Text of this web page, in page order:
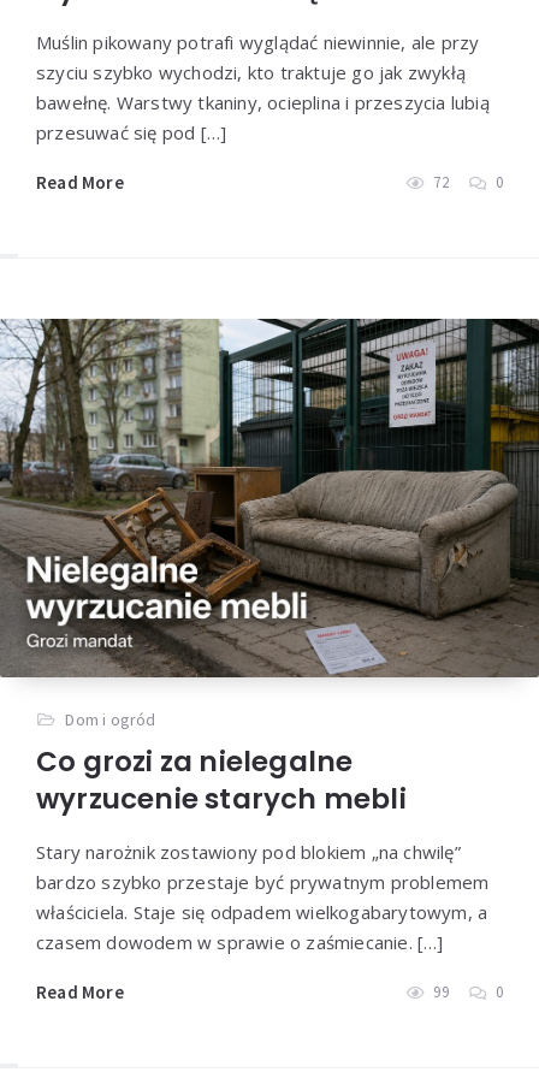
nadruku na kalendarzu
reklamowym
Przeczytaj więcej
Muślin pikowany potrafi wyglądać niewinnie, ale przy
szyciu szybko wychodzi, kto traktuje go jak zwykłą
bawełnę. Warstwy tkaniny, ocieplina i przeszycia lubią
przesuwać się pod […]
Read More 72 0
Dom i ogród
Co grozi za nielegalne
wyrzucenie starych mebli
Stary narożnik zostawiony pod blokiem „na chwilę”
bardzo szybko przestaje być prywatnym problemem
właściciela. Staje się odpadem wielkogabarytowym, a
czasem dowodem w sprawie o zaśmiecanie. […]
Read More 99 0